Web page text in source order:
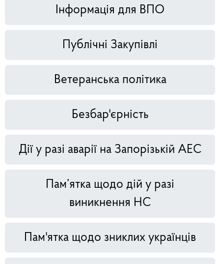
Інформація для ВПО
Публічні Закупівлі
Ветеранська політика
Безбар'єрність
Дії у разі аварії на Запорізькій АЕС
Пам’ятка щодо дій у разі
виникнення НС
Пам'ятка щодо зниклих українців